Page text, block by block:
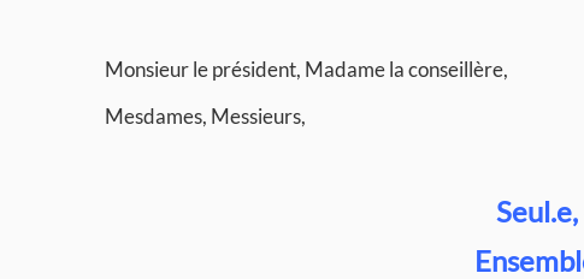
Monsieur le président, Madame la conseillère,
Mesdames, Messieurs,